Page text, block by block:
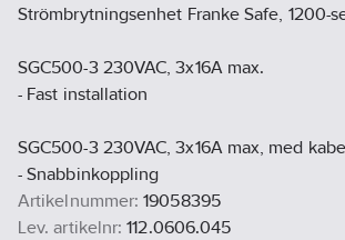
Strömbrytningsenhet Franke Safe, 1200-
SGC500-3 230VAC, 3x16A max.
- Fast installation
SGC500-3 230VAC, 3x16A max, med
- Snabbinkoppling
Artikelnummer: 19058395
Lev. artikelnr: 112.0606.045